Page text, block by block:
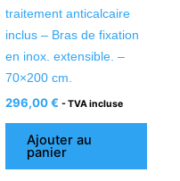
traitement anticalcaire
inclus – Bras de fixation
en inox. extensible. –
70×200 cm.
296,00€ - TVA incluse
Ajouter au
panier